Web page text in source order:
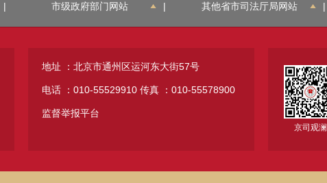
| 市级政府部门网站 | 其他省市司法厅局网站 |
地址 ：北京市通州区运河东大街57号
电话 ：010-55529910 传真 ：010-55578900
监督举报平台
京司观澜